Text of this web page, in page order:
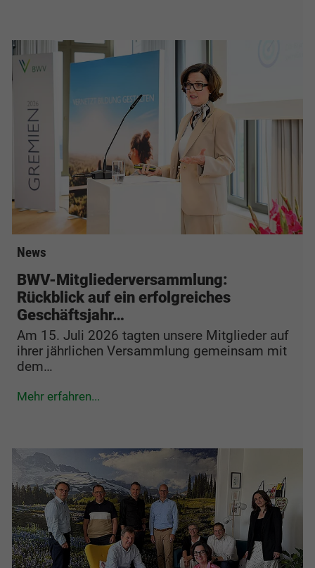
News
BWV-Mitgliederversammlung:
Rückblick auf ein erfolgreiches
Geschäftsjahr…
Am 15. Juli 2026 tagten unsere Mitglieder auf
ihrer jährlichen Versammlung gemeinsam mit
dem…
Mehr erfahren...